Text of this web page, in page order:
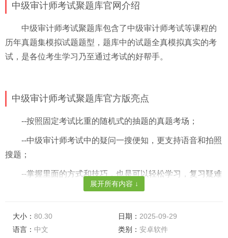
中级审计师考试聚题库官网介绍
中级审计师考试聚题库包含了中级审计师考试等课程的
历年真题集模拟试题题型，题库中的试题全真模拟真实的考
试，是各位考生学习乃至通过考试的好帮手。
中级审计师考试聚题库官方版亮点
--按照固定考试比重的随机式的抽题的真题考场；
--中级审计师考试中的疑问一搜便知，更支持语音和拍照
搜题；
--掌握里面的方式和技巧，也是可以轻松学习，复习疑难
中级审计师考试聚题库手机版特色
--可按照自我练习的考点选择相对应的模拟试卷；
展开所有内容 ↓
大小： 80.30 日期： 2025-09-29
语言： 中文 类别： 安卓软件